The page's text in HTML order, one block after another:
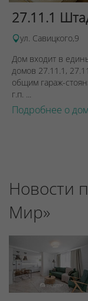
27.11.1
ул. Савицкого,9
Дом входит в
домов 27.11.1,
общим гараж-
г.п. ...
Подробнее о
Новости
Мир»